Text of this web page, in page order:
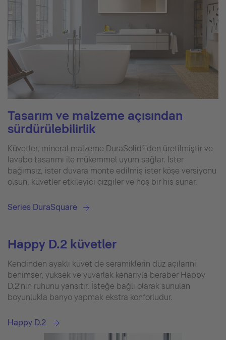
Tasarım ve malzeme açısından
sürdürülebilirlik
Küvetler, mineral malzeme DuraSolid®'den üretilmiştir ve
lavabo tasarımı ile mükemmel uyum sağlar. İster
bağımsız, ister duvara monte edilmiş ister köşe versiyonu
olsun, küvetler etkileyici çizgiler ve hoş bir his sunar.
Series DuraSquare
Happy D.2 küvetler
Kendinden ayaklı küvet de seramiklerin düz açılarını
benimser, yüksek ve yuvarlak kenarıyla beraber Happy
D.2'nin ruhunu yansıtır. İsteğe bağlı olarak sunulan
boyunlukla banyo yapmak ekstra konforludur.
Happy D.2